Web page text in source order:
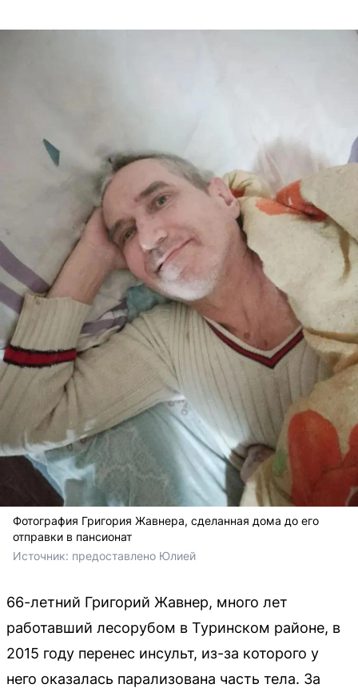
Фотография Григория Жавнера, сделанная дома до его
отправки в пансионат
Источник: предоставлено Юлией
66-летний Григорий Жавнер, много лет
работавший лесорубом в Туринском районе, в
2015 году перенес инсульт, из-за которого у
него оказалась парализована часть тела. За